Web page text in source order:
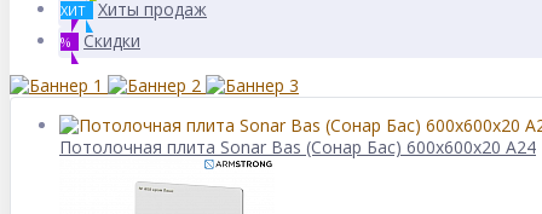
ХИТ Хиты продаж
% Скидки
Потолочная плита Sonar Bas (Сонар Бас) 600x600x20 A24